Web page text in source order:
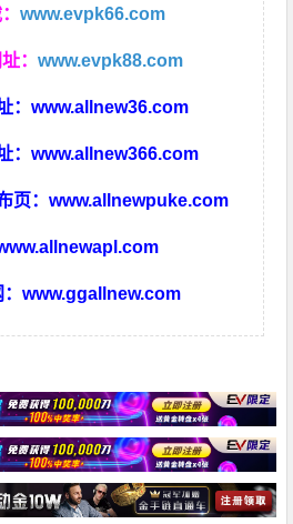
www.evpk66.com
：www.evpk88.com
：www.allnew36.com
：www.allnew366.com
页：www.allnewpuke.com
：www.ggallnew.com